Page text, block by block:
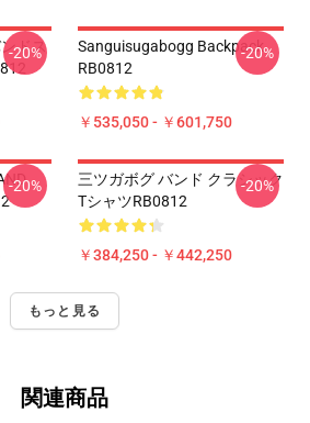
ンドス
-20%
Sanguisugabogg Backpack
RB0812
￥535,050 - ￥601,750
-20%
-20%
三ツガボグ バンド クラシック
TシャツRB0812
￥384,250 - ￥442,250
-20%
もっと見る
関連商品